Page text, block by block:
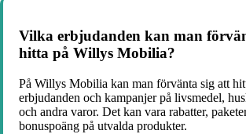
Vilka erbjudanden kan man
hitta på Willys Mobilia?
På Willys Mobilia kan man förvänta sig att
erbjudanden och kampanjer på livsmedel,
och andra varor. Det kan vara rabatter,
bonuspoäng på utvalda produkter.